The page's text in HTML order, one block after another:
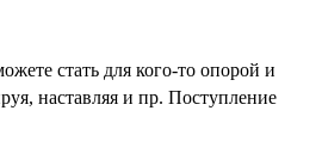
стать для кого-то опорой и
наставляя и пр. Поступление